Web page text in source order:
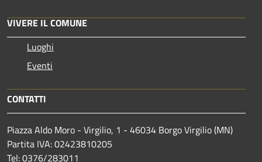
VIVERE IL COMUNE
Luoghi
Eventi
CONTATTI
Piazza Aldo Moro - Virgilio, 1 - 46034 Borgo Virgilio (MN)
Partita IVA: 02423810205
Tel: 0376/283011